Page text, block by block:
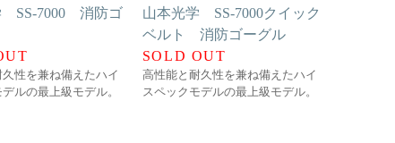
SS-7000 消防ゴ
性を兼ね備えたハイ
ルの最上級モデル。
山本光学 SS-7000クイック
ベルト 消防ゴーグル
SOLD OUT
高性能と耐久性を兼ね備えたハイ
スペックモデルの最上級モデル。